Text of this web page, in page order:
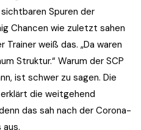
Spuren der
Chancen wie zuletzt sahen
Trainer weiß das. „Da waren
Struktur.“ Warum der SCP
ist schwer zu sagen. Die
die weitgehend
das sah nach der Corona-